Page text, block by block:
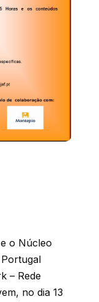
o Núcleo
– Rede
no dia 13